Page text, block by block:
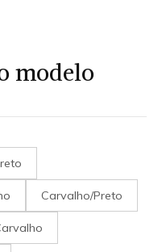
modelo
Carvalho/Preto